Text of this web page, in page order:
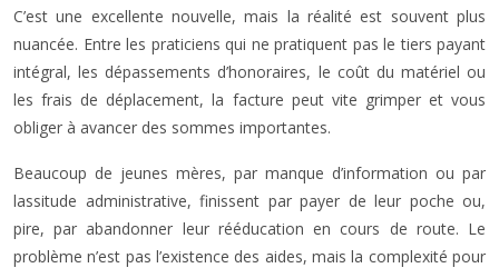
C’est une excellente nouvelle, mais la réalité est souvent plus
nuancée. Entre les praticiens qui ne pratiquent pas le tiers payant
intégral, les dépassements d’honoraires, le coût du matériel ou
les frais de déplacement, la facture peut vite grimper et vous
obliger à avancer des sommes importantes.
Beaucoup de jeunes mères, par manque d’information ou par
lassitude administrative, finissent par payer de leur poche ou,
pire, par abandonner leur rééducation en cours de route. Le
problème n’est pas l’existence des aides, mais la complexité pour